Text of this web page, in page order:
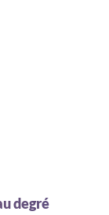
degré